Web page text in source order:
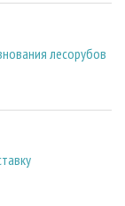
лесорубов